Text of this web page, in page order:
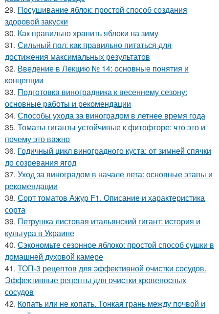
29. Посушивание яблок: простой способ создания
здоровой закуски
30. Как правильно хранить яблоки на зиму
31. Сильный пол: как правильно питаться для
достижения максимальных результатов
32. Введение в Лекцию № 14: основные понятия и
концепции
33. Подготовка виноградника к весеннему сезону:
основные работы и рекомендации
34. Способы ухода за виноградом в летнее время года
35. Томаты гиганты устойчивые к фитофторе: что это и
почему это важно
36. Годичный цикл виноградного куста: от зимней спячки
до созревания ягод
37. Уход за виноградом в начале лета: основные этапы и
рекомендации
38. Сорт томатов Ажур F1. Описание и характеристика
сорта
39. Петрушка листовая итальянский гигант: история и
культура в Украине
40. Сэкономьте сезонное яблоко: простой способ сушки в
домашней духовой камере
41. ТОП-3 рецептов для эффективной очистки сосудов.
Эффективные рецепты для очистки кровеносных
сосудов
42. Копать или не копать. Тонкая грань между почвой и